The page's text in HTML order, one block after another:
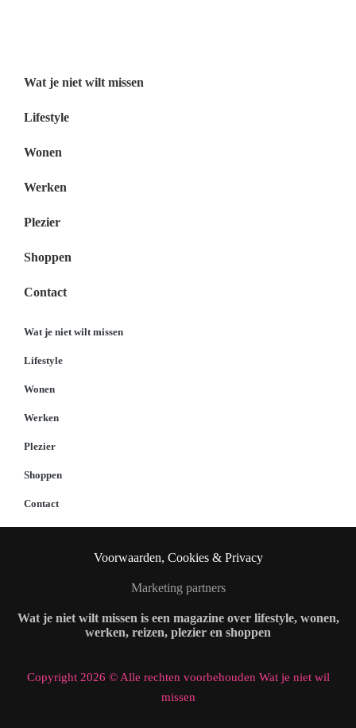
Wat je niet wilt missen
Lifestyle
Wonen
Werken
Plezier
Shoppen
Contact
Wat je niet wilt missen
Lifestyle
Wonen
Werken
Plezier
Shoppen
Contact
Voorwaarden, Cookies & Privacy
Marketing partners
Wat je niet wilt missen is een magazine over lifestyle, wonen,
werken, reizen, plezier en shoppen
Copyright 2026 © Alle rechten voorbehouden Wat je niet wil
missen